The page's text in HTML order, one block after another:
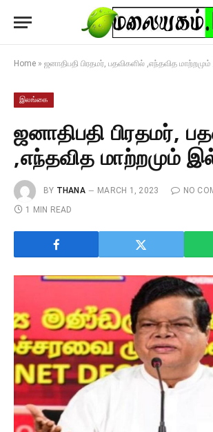
Home » ஜனாதிபதி பிரதமர், பதவிகளில் ,எந்தவித
இலங்கை
ஜனாதிபதி பிரதமர்,
,எந்தவித மாற்றமும்
BY THANA MARCH 1, 2023
NO
1 MIN READ